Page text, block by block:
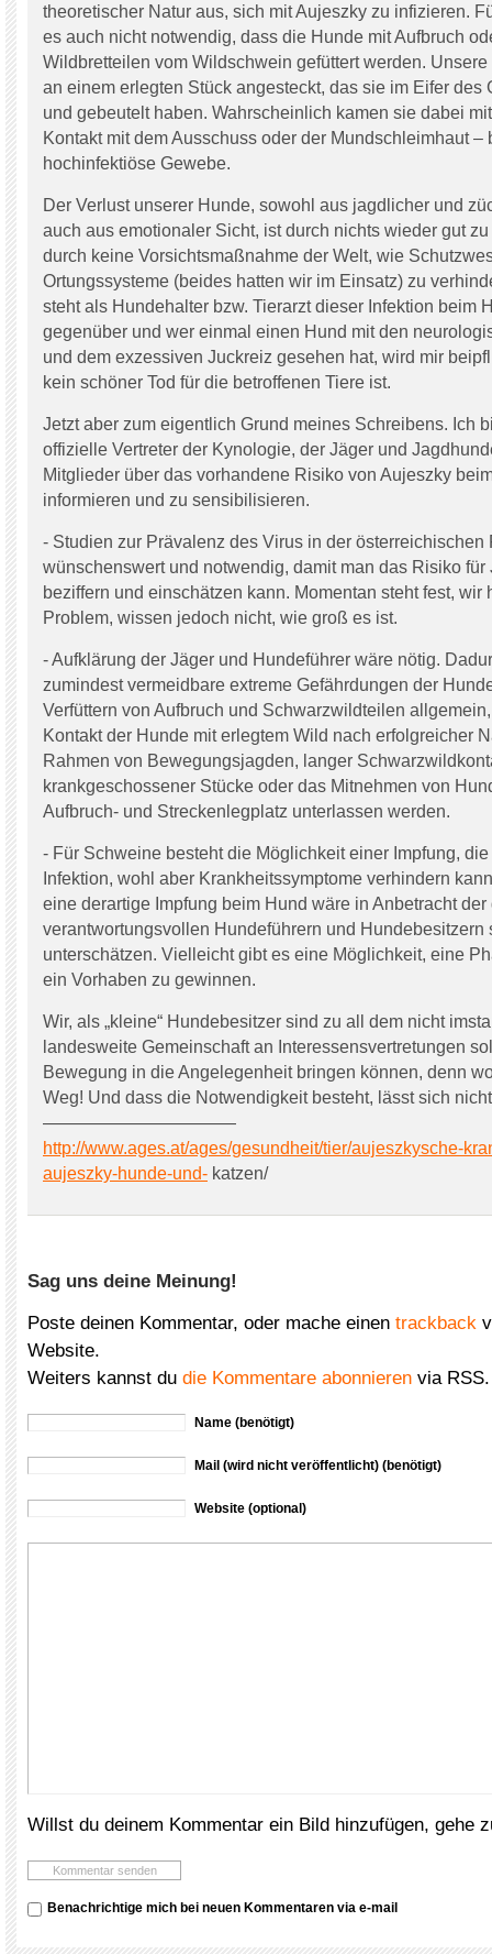
theoretischer Natur aus, sich mit Aujeszky zu infizieren.
es auch nicht notwendig, dass die Hunde mit Aufbruch
Wildbretteilen vom Wildschwein gefüttert werden.
an einem erlegten Stück angesteckt, das sie im Eifer des
und gebeutelt haben. Wahrscheinlich kamen sie dabei
Kontakt mit dem Ausschuss oder der Mundschleimhaut –
hochinfektiöse Gewebe.
Der Verlust unserer Hunde, sowohl aus jagdlicher und
auch aus emotionaler Sicht, ist durch nichts wieder gut
durch keine Vorsichtsmaßnahme der Welt, wie
Ortungssysteme (beides hatten wir im Einsatz) zu
steht als Hundehalter bzw. Tierarzt dieser Infektion beim
gegenüber und wer einmal einen Hund mit den
und dem exzessiven Juckreiz gesehen hat, wird mir
kein schöner Tod für die betroffenen Tiere ist.
Jetzt aber zum eigentlich Grund meines Schreibens. Ich
offizielle Vertreter der Kynologie, der Jäger und
Mitglieder über das vorhandene Risiko von Aujeszky
informieren und zu sensibilisieren.
- Studien zur Prävalenz des Virus in der österreichischen
wünschenswert und notwendig, damit man das Risiko für
beziffern und einschätzen kann. Momentan steht fest, wir
Problem, wissen jedoch nicht, wie groß es ist.
- Aufklärung der Jäger und Hundeführer wäre nötig.
zumindest vermeidbare extreme Gefährdungen der
Verfüttern von Aufbruch und Schwarzwildteilen
Kontakt der Hunde mit erlegtem Wild nach erfolgreicher
Rahmen von Bewegungsjagden, langer
krankgeschossener Stücke oder das Mitnehmen von
Aufbruch- und Streckenlegplatz unterlassen werden.
- Für Schweine besteht die Möglichkeit einer Impfung,
Infektion, wohl aber Krankheitssymptome verhindern
eine derartige Impfung beim Hund wäre in Anbetracht
verantwortungsvollen Hundeführern und Hundebesitzern
unterschätzen. Vielleicht gibt es eine Möglichkeit, eine
ein Vorhaben zu gewinnen.
Wir, als „kleine“ Hundebesitzer sind zu all dem nicht
landesweite Gemeinschaft an Interessensvertretungen
Bewegung in die Angelegenheit bringen können, denn
Weg! Und dass die Notwendigkeit besteht, lässt sich
———————————
http://www.ages.at/ages/gesundheit/tier/aujeszkysche-
aujeszky-hunde-und- katzen/
Sag uns deine Meinung!
Poste deinen Kommentar, oder mache einen trackback
Website.
Weiters kannst du die Kommentare abonnieren via RSS.
Name (benötigt)
Mail (wird nicht veröffentlicht) (benötigt)
Website (optional)
Willst du deinem Kommentar ein Bild hinzufügen, gehe
Benachrichtige mich bei neuen Kommentaren via e-mail